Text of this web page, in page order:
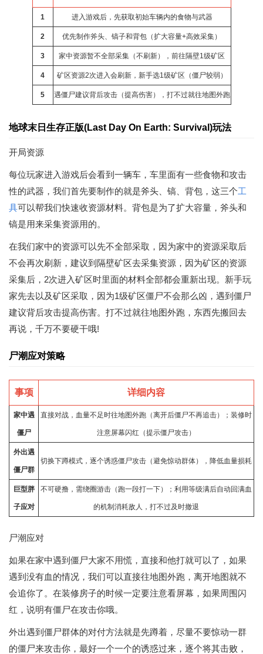
1 进入游戏后，先获取初始车辆内的食物与武器
2 优先制作斧头、镐子和背包（扩大容量+高效采集）
3 家中资源暂不全部采集（不刷新），前往隔壁1级矿区
4 矿区资源2次进入会刷新，新手选1级矿区（僵尸较弱）
5 遇僵尸建议背后攻击（提高伤害），打不过就往地图外跑
地球末日生存正版(Last Day On Earth: Survival)玩法
开局资源
每位玩家进入游戏后会看到一辆车，车里面有一些食物和攻击
性的武器，我们首先要制作的就是斧头、镐、背包，这三个工
具可以帮我们快速收资源材料。背包是为了扩大容量，斧头和
镐是用来采集资源用的。
在我们家中的资源可以先不全部采取，因为家中的资源采取后
不会再次刷新，建议到隔壁矿区去采集资源，因为矿区的资源
采集后，2次进入矿区时里面的材料全部都会重新出现。新手玩
家先去以及矿区采取，因为1级矿区僵尸不会那么凶，遇到僵尸
建议背后攻击提高伤害。打不过就往地图外跑，东西先搬回去
再说，千万不要硬干哦!
尸潮应对策略
事项 详细内容
家中遇
僵尸
直接对战，血量不足时往地图外跑（离开后僵尸不再追击）；装修时
注意屏幕闪红（提示僵尸攻击）
外出遇
僵尸群
切换下蹲模式，逐个诱惑僵尸攻击（避免惊动群体），降低血量损耗
巨型胖
子应对
不可硬撸，需绕圈游击（跑一段打一下）；利用等级满后自动回满血
的机制消耗敌人，打不过及时撤退
尸潮应对
如果在家中遇到僵尸大家不用慌，直接和他打就可以了，如果
遇到没有血的情况，我们可以直接往地图外跑，离开地图就不
会追你了。在装修房子的时候一定要注意看屏幕，如果周围闪
红，说明有僵尸在攻击你哦。
外出遇到僵尸群体的对付方法就是先蹲着，尽量不要惊动一群
的僵尸来攻击你，最好一个一个的诱惑过来，逐个将其击败，